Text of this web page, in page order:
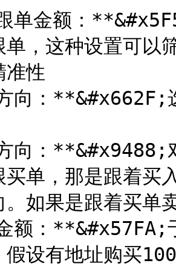
金额：
单，这种设置可以
准性
：**&#x662F;
：**&#x9488;
买单，那是跟着买
。如果是跟着买单
：**&#x57FA;
设有地址购买